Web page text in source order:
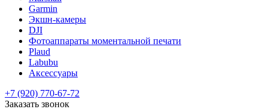
Garmin
Экшн-камеры
DJI
Фотоаппараты моментальной печати
Plaud
Labubu
Аксессуары
+7 (920) 770-67-72
Заказать звонок